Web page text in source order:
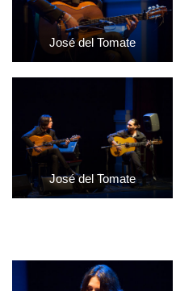
José del Tomate
José del Tomate